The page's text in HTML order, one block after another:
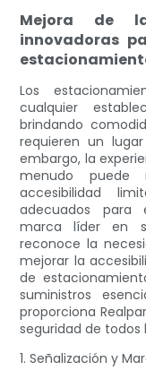
Mejora de la
innovadoras
Los
cualquier
brindando
requieren un
embargo, la
menudo
accesibilidad
adecuados para
marca líder en
reconoce la
mejorar la
de
suministros
proporciona
seguridad de todos
1. Señalización y